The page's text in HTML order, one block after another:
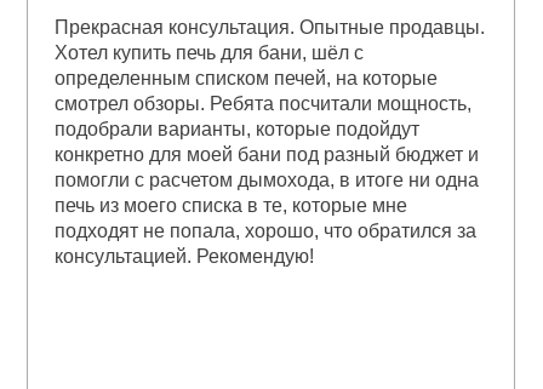
Прекрасная консультация. Опытные продавцы.
Хотел купить печь для бани, шёл с
определенным списком печей, на которые
смотрел обзоры. Ребята посчитали мощность,
подобрали варианты, которые подойдут
конкретно для моей бани под разный бюджет и
помогли с расчетом дымохода, в итоге ни одна
печь из моего списка в те, которые мне
подходят не попала, хорошо, что обратился за
консультацией. Рекомендую!